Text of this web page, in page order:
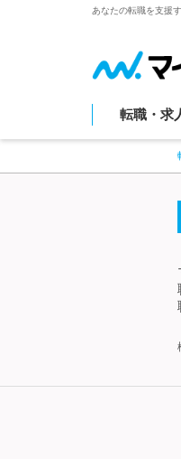
あなたの転職を支援
転職・求